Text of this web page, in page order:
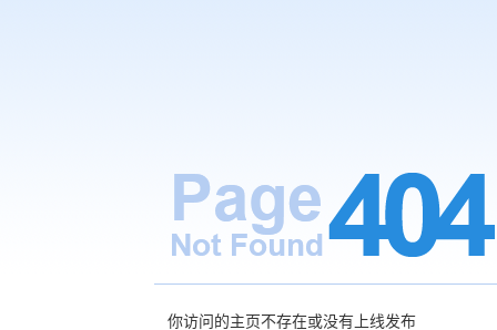
你访问的主页不存在或没有上线发布